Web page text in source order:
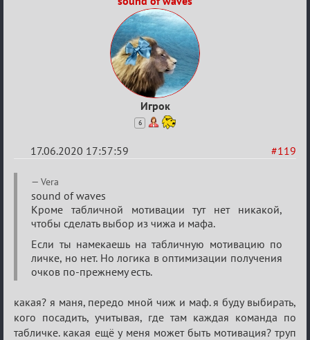
Игрок
6
#119
17.06.2020 17:57:59
Re:
Семейный
кубок
Vera
sound of waves
Кроме табличной мотивации тут нет никакой,
чтобы сделать выбор из чижа и мафа.
Если ты намекаешь на табличную мотивацию по
личке, но нет. Но логика в оптимизации получения
очков по-прежнему есть.
какая? я маня, передо мной чиж и маф. я буду выбирать,
кого посадить, учитывая, где там каждая команда по
табличке. какая ещё у меня может быть мотивация? труп